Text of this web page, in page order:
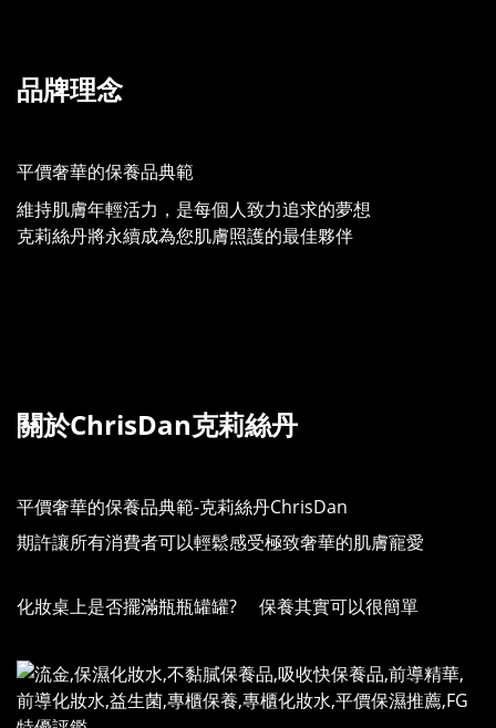
品牌理念
平價奢華的保養品典範
維持肌膚年輕活力，是每個人致力追求的夢想
克莉絲丹將永續成為您肌膚照護的最佳夥伴
關於ChrisDan克莉絲丹
平價奢華的保養品典範-克莉絲丹ChrisDan
期許讓所有消費者可以輕鬆感受極致奢華的肌膚寵愛
化妝桌上是否擺滿瓶瓶罐罐? 保養其實可以很簡單